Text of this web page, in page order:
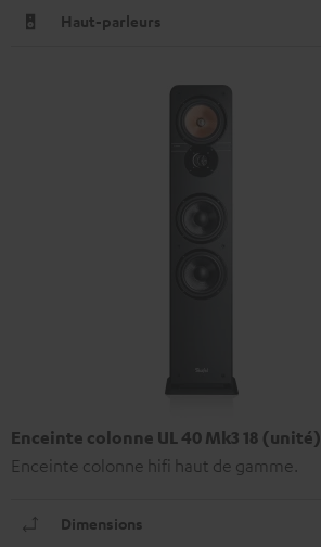
Haut-parleurs
Enceinte colonne UL 40 Mk3 18 (unité)
Enceinte colonne hifi haut de gamme.
Dimensions